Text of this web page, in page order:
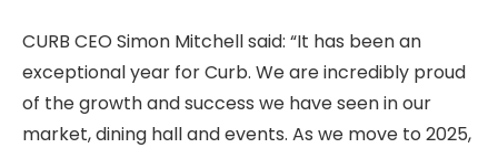
CURB CEO Simon Mitchell said: “It has been an
exceptional year for Curb. We are incredibly proud
of the growth and success we have seen in our
market, dining hall and events. As we move to 2025,